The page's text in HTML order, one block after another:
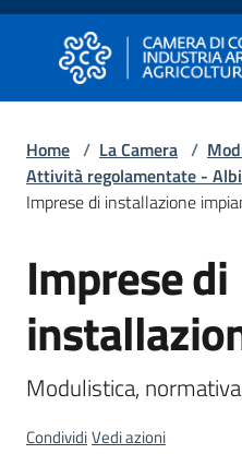
Vai al contenuto
Vai alla navigazione
Vai al footer
Camera di
Camera di
Avviare
Impresa
Gestire
Impresa
Impresa
Home / La Camera /
Attività regolamentate -
Imprese di installazione
Imprese di
Modulistica,
CondividiVedi azioni